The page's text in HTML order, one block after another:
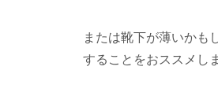
または靴下が薄いかも
することをおススメし